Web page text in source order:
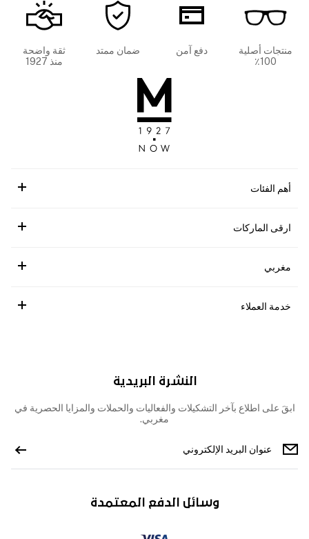
منتجات أصلية
100٪
دفع آمن ضمان ممتد
ثقة واضحة
منذ 1927
أهم الفئات
ارقى الماركات
مغربي
خدمة العملاء
النشرة البريدية
ابقَ على اطلاع بآخر التشكيلات والفعاليات والحملات والمزايا الحصرية في
مغربي.
وسائل الدفع المعتمدة